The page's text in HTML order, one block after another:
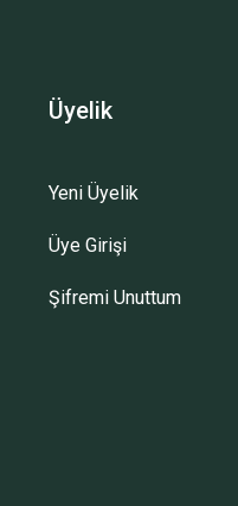
Kapasiteli
Üyelik
Yeni Üyelik
Üye Girişi
Şifremi Unuttum